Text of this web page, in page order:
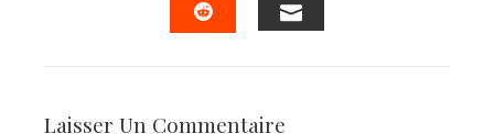
Laisser Un Commentaire